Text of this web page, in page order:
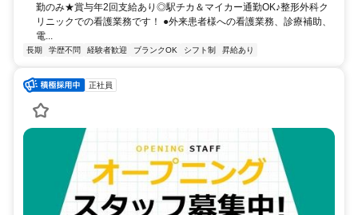
勤のみ★賞与年2回支給あり◎駅チカ＆マイカー通勤OK♪整形外科ク
リニックでの看護業務です！ ●外来患者様への看護業務、診療補助、
電...
長期 学歴不問 経験者歓迎 ブランクOK シフト制 昇給あり
正社員